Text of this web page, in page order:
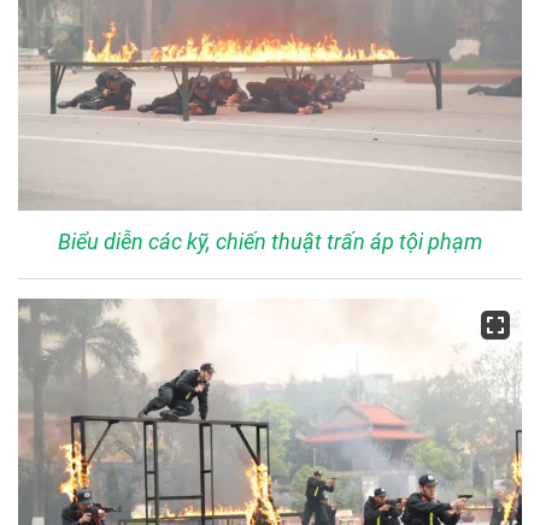
Biểu diễn các kỹ, chiến thuật trấn áp tội phạm